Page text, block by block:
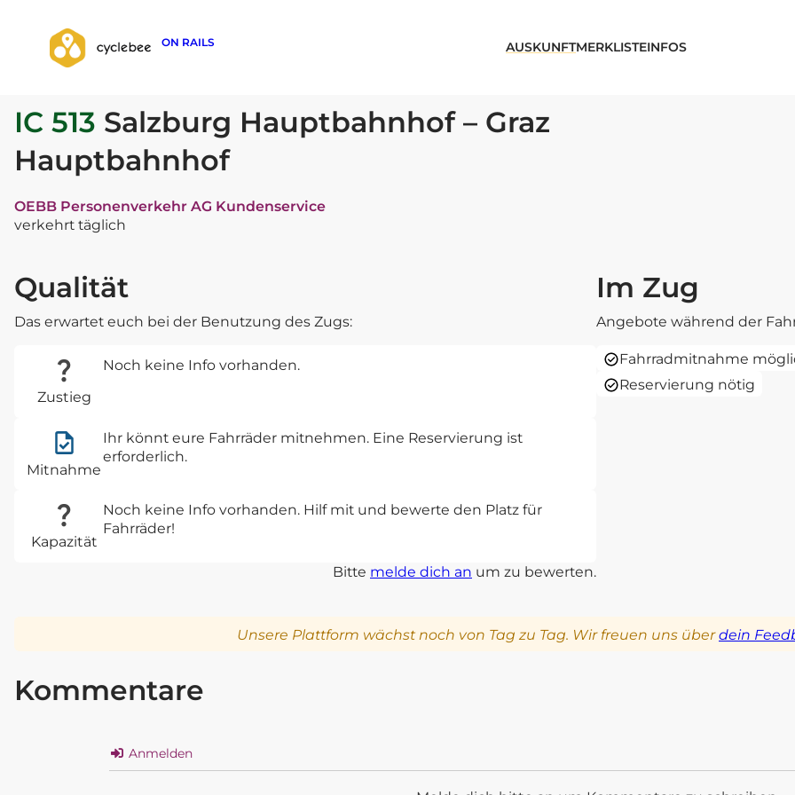
ON RAILS AUSKUNFTMERKLISTEINFOS
zurück zur Suche
IC 513 Salzburg Hauptbahnhof – Graz
Hauptbahnhof
OEBB Personenverkehr AG Kundenservice
verkehrt täglich
Qualität
Das erwartet euch bei der Benutzung des Zugs:
Zustieg
Noch keine Info vorhanden.
Mitnahme
Ihr könnt eure Fahrräder mitnehmen. Eine Reservierung ist
erforderlich.
Kapazität
Noch keine Info vorhanden. Hilf mit und bewerte den Platz für
Fahrräder!
Bitte melde dich an um zu bewerten.
Im Zug
Angebote während der
Fahrradmitnahme
Reservierung nötig
Unsere Plattform wächst noch von Tag zu Tag. Wir freuen uns überdein
Kommentare
Anmelden